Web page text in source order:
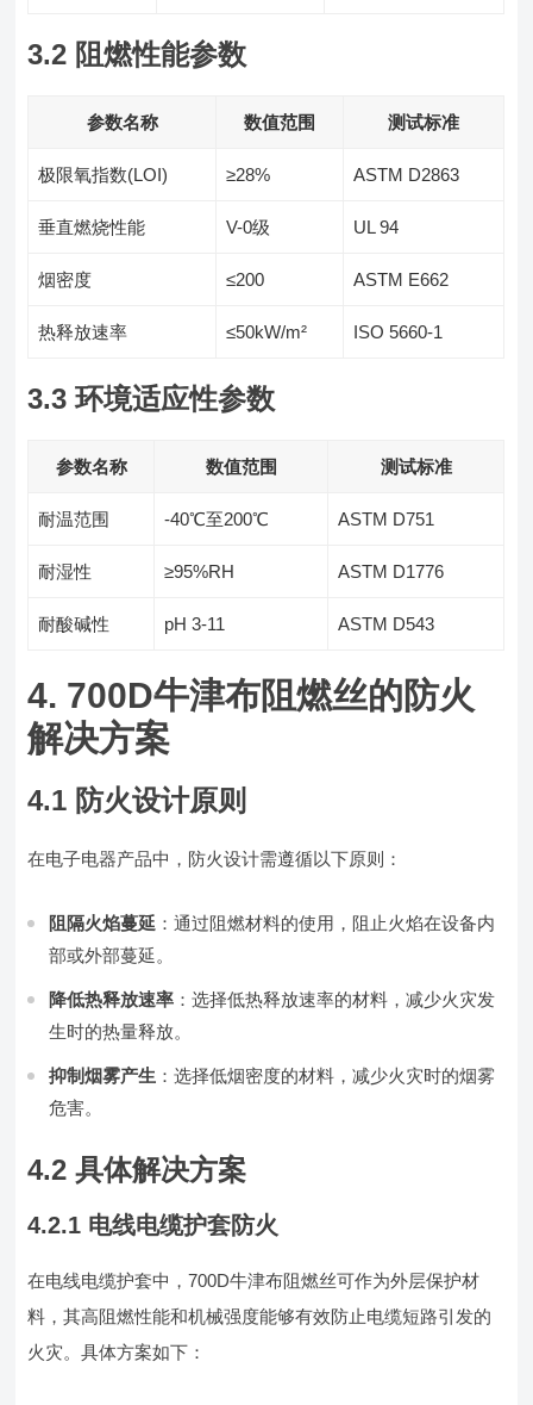
3.2 阻燃性能参数
参数名称 数值范围 测试标准
极限氧指数(LOI) ≥28% ASTM D2863
垂直燃烧性能 V-0级 UL 94
烟密度 ≤200 ASTM E662
热释放速率 ≤50kW/m² ISO 5660-1
3.3 环境适应性参数
参数名称 数值范围 测试标准
耐温范围 -40℃至200℃ ASTM D751
耐湿性 ≥95%RH ASTM D1776
耐酸碱性 pH 3-11 ASTM D543
4. 700D牛津布阻燃丝的防火
解决方案
4.1 防火设计原则
在电子电器产品中，防火设计需遵循以下原则：
阻隔火焰蔓延 ：通过阻燃材料的使用，阻止火焰在设备内
部或外部蔓延。
降低热释放速率 ：选择低热释放速率的材料，减少火灾发
生时的热量释放。
抑制烟雾产生 ：选择低烟密度的材料，减少火灾时的烟雾
危害。
4.2 具体解决方案
4.2.1 电线电缆护套防火
在电线电缆护套中，700D牛津布阻燃丝可作为外层保护材
料，其高阻燃性能和机械强度能够有效防止电缆短路引发的
火灾。具体方案如下：